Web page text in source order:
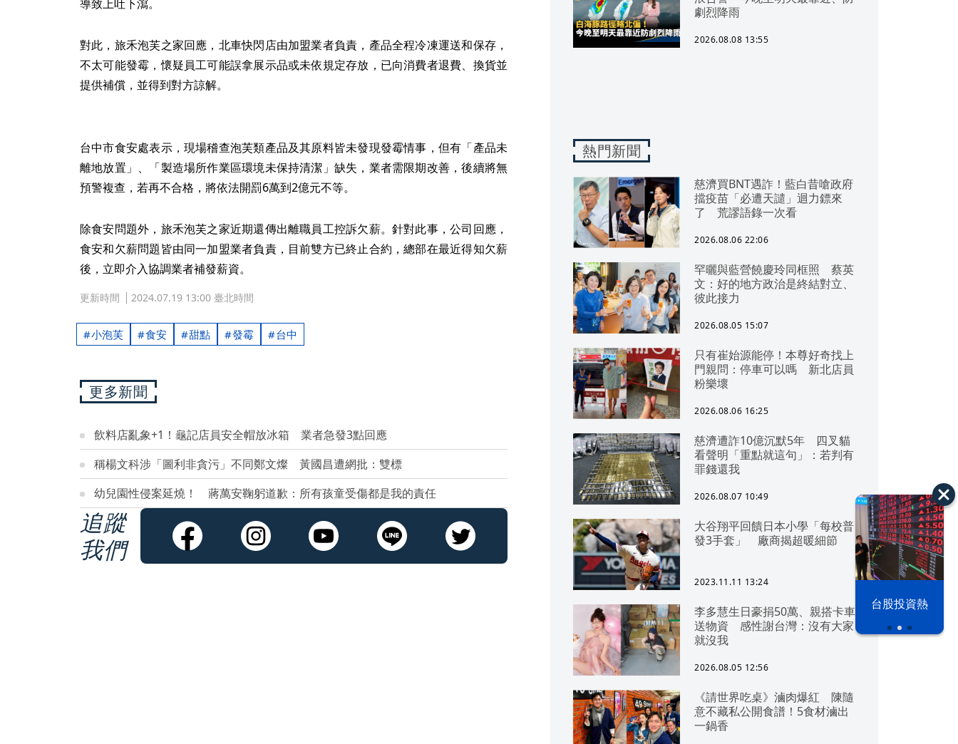
漢光42演習 台股投資熱
導致上吐下瀉。
對此，旅禾泡芙之家回應，北車快閃店由加盟業者負責，產品全程冷凍運送和保存，
不太可能發霉，懷疑員工可能誤拿展示品或未依規定存放，已向消費者退費、換貨並
提供補償，並得到對方諒解。
台中市食安處表示，現場稽查泡芙類產品及其原料皆未發現發霉情事，但有「產品未
離地放置」、「製造場所作業區環境未保持清潔」缺失，業者需限期改善，後續將無
預警複查，若再不合格，將依法開罰6萬到2億元不等。
除食安問題外，旅禾泡芙之家近期還傳出離職員工控訴欠薪。針對此事，公司回應，
食安和欠薪問題皆由同一加盟業者負責，目前雙方已終止合約，總部在最近得知欠薪
後，立即介入協調業者補發薪資。
更新時間 2024.07.19 13:00 臺北時間
小泡芙 食安 甜點 發霉 台中
更多新聞
飲料店亂象+1！龜記店員安全帽放冰箱 業者急發3點回應
稱楊文科涉「圖利非貪污」不同鄭文燦 黃國昌遭網批：雙標
幼兒園性侵案延燒！ 蔣萬安鞠躬道歉：所有孩童受傷都是我的責任
追蹤
我們
劇烈降雨
2026.08.08 13:55
熱門新聞
慈濟買BNT遇詐！藍白昔嗆政府
擋疫苗「必遭天譴」迴力鏢來
了 荒謬語錄一次看
2026.08.06 22:06
罕曬與藍營饒慶玲同框照 蔡英
文：好的地方政治是終結對立、
彼此接力
2026.08.05 15:07
只有崔始源能停！本尊好奇找上
門親問：停車可以嗎 新北店員
粉樂壞
2026.08.06 16:25
慈濟遭詐10億沉默5年 四叉貓
看聲明「重點就這句」：若判有
罪錢還我
2026.08.07 10:49
大谷翔平回饋日本小學「每校普
發3手套」 廠商揭超暖細節
2023.11.11 13:24
李多慧生日豪捐50萬、親搭卡車
送物資 感性謝台灣：沒有大家
就沒我
2026.08.05 12:56
《請世界吃桌》滷肉爆紅 陳隨
意不藏私公開食譜！5食材滷出
一鍋香